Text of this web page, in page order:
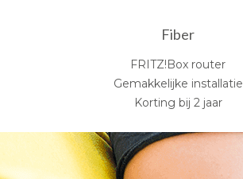
Fiber
FRITZ!Box router
Gemakkelijke installatie
Korting bij 2 jaar